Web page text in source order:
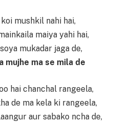
mushkil nahi hai,
maiya yahi hai,
mukadar jaga de,
mujhe ma se mila de
hai chanchal rangeela,
de ma kela ki rangeela,
aur sabako ncha de,